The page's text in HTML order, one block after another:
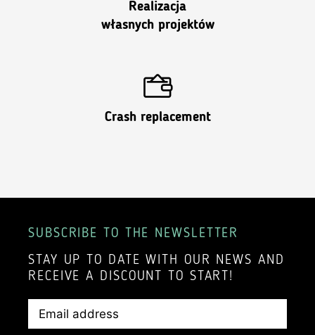
Realizacja
własnych projektów
Crash replacement
SUBSCRIBE TO THE NEWSLETTER
STAY UP TO DATE WITH OUR NEWS AND
RECEIVE A DISCOUNT TO START!